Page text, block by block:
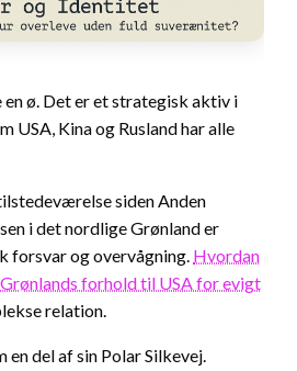
ø. Det er et strategisk aktiv i
USA, Kina og Rusland har alle
siden Anden
i det nordlige Grønland er
forsvar og overvågning. Hvordan
forhold til USA for evigt
relation.
en del af sin Polar Silkevej.